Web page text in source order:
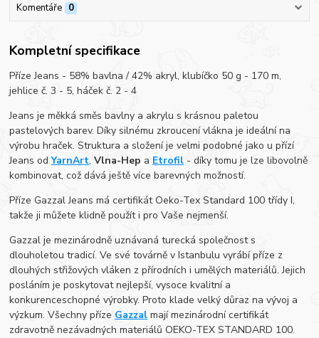
Komentáře 0
Kompletní specifikace
Příze Jeans - 58% bavlna / 42% akryl, klubíčko 50 g - 170 m,
jehlice č. 3 - 5, háček č. 2 - 4
Jeans je měkká směs bavlny a akrylu s krásnou paletou
pastelových barev. Díky silnému zkroucení vlákna je ideální na
výrobu hraček. Struktura a složení je velmi podobné jako u přízí
Jeans odYarnArt,Vlna-Hep a Etrofil - díky tomu je lze libovolně
kombinovat, což dává ještě více barevných možností.
Příze Gazzal Jeans má certifikát Oeko-Tex Standard 100 třídy I,
takže ji můžete klidně použít i pro Vaše nejmenší.
Gazzal je mezinárodně uznávaná turecká společnost s
dlouholetou tradicí. Ve své továrně v Istanbulu vyrábí příze z
dlouhých střižových vláken z přírodních i umělých materiálů. Jejich
posláním je poskytovat nejlepší, vysoce kvalitní a
konkurenceschopné výrobky. Proto klade velký důraz na vývoj a
výzkum. Všechny příze Gazzal mají mezinárodní certifikát
zdravotně nezávadných materiálů OEKO-TEX STANDARD 100.